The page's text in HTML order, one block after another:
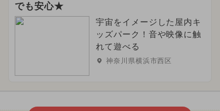
でも安心★
宇宙をイメージした屋内キ
ッズパーク！音や映像に触
れて遊べる
神奈川県横浜市西区